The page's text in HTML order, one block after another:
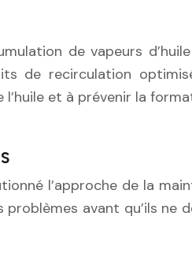
de vapeurs
de recirculation
et à prévenir la
l’approche de la
avant qu’ils